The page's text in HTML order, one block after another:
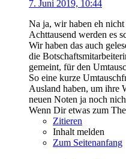
7. Juni 2019, 10:44
Na ja, wir haben eh
Achttausend werden es
Wir haben das auch
die
gemeint, für den
So eine kurze
Ausland haben, um ihre
neuen Noten ja noch
Wenn Dir etwas zum
Zitieren
Inhalt melden
Zum Seitenanfang